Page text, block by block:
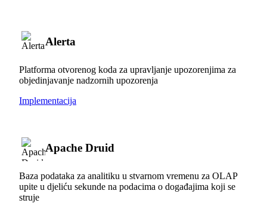
Alerta
Platforma otvorenog koda za upravljanje upozorenjima za
objedinjavanje nadzornih upozorenja
Implementacija
Apache Druid
Baza podataka za analitiku u stvarnom vremenu za OLAP
upite u djeliću sekunde na podacima o događajima koji se
struje